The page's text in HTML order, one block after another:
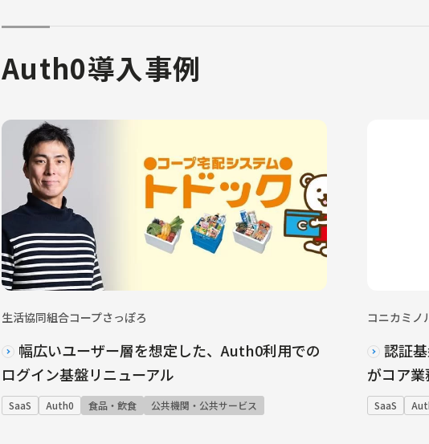
Auth0導入事例
生活協同組合コープさっぽろ
幅広いユーザー層を想定した、Auth0利用での
ログイン基盤リニューアル
SaaS Auth0 食品・飲食 公共機関・公共サービス
コニカミノ
認証
がコア
SaaS